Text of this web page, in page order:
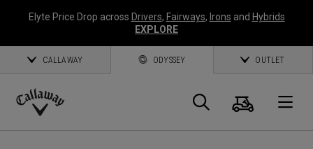
Elyte Price Drop across Drivers, Fairways, Irons and Hybrids
EXPLORE
CALLAWAY ODYSSEY OUTLET
Callaway
Suche